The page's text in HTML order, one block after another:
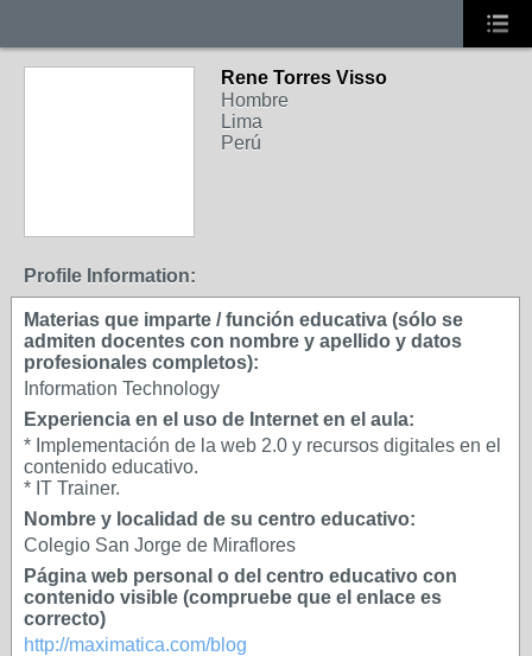
Rene Torres Visso
Hombre
Lima
Perú
Profile Information:
Materias que imparte / función educativa (sólo se
admiten docentes con nombre y apellido y datos
profesionales completos):
Information Technology
Experiencia en el uso de Internet en el aula:
* Implementación de la web 2.0 y recursos digitales en el
contenido educativo.
* IT Trainer.
Nombre y localidad de su centro educativo:
Colegio San Jorge de Miraflores
Página web personal o del centro educativo con
contenido visible (compruebe que el enlace es
correcto)
http://maximatica.com/blog